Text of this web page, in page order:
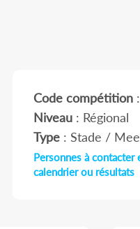
Code compétition:
Niveau: Régional
Type: Stade /
Personnes à contacter
calendrier ou résultats